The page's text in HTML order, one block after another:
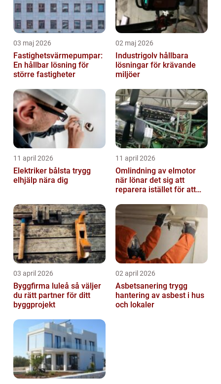
03 maj 2026
Fastighetsvärmepumpar:
En hållbar lösning för
större fastigheter
02 maj 2026
Industrigolv hållbara
lösningar för krävande
miljöer
11 april 2026
Elektriker bålsta trygg
elhjälp nära dig
11 april 2026
Omlindning av elmotor
när lönar det sig att
reparera istället för att
03 april 2026
Byggfirma luleå så väljer
du rätt partner för ditt
byggprojekt
02 april 2026
Asbetsanering trygg
hantering av asbest i hus
och lokaler